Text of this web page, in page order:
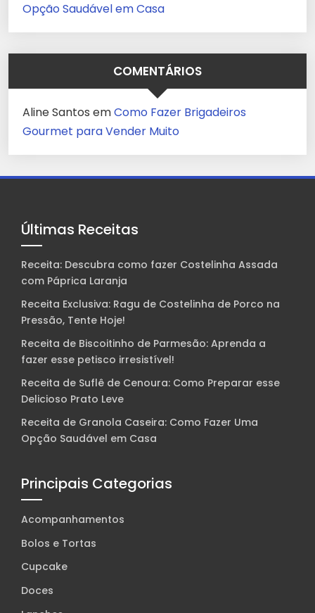
Opção Saudável em Casa
COMENTÁRIOS
Aline Santos emComo Fazer Brigadeiros
Gourmet para Vender Muito
Últimas Receitas
Receita: Descubra como fazer Costelinha Assada
com Páprica Laranja
Receita Exclusiva: Ragu de Costelinha de Porco na
Pressão, Tente Hoje!
Receita de Biscoitinho de Parmesão: Aprenda a
fazer esse petisco irresistível!
Receita de Suflê de Cenoura: Como Preparar esse
Delicioso Prato Leve
Receita de Granola Caseira: Como Fazer Uma
Opção Saudável em Casa
Principais Categorias
Acompanhamentos
Bolos e Tortas
Cupcake
Doces